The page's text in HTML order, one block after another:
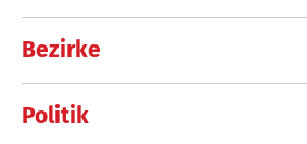
Bezirke
Politik